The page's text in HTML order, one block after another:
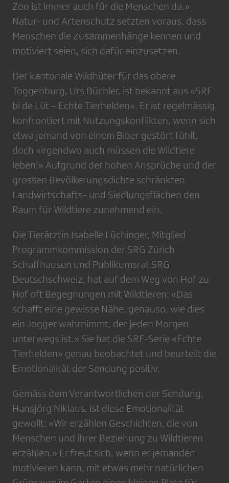
Zoo ist immer auch für die Menschen da.»
Natur- und Artenschutz setzten voraus, dass
Menschen die Zusammenhänge kennen und
motiviert seien, sich dafür einzusetzen.
Der kantonale Wildhüter für das obere
Toggenburg, Urs Büchler, ist bekannt aus «SRF
bi de Lüt – Echte Tierhelden». Er ist regelmässig
konfrontiert mit Nutzungskonflikten, wenn sich
etwa jemand von einem Biber gestört fühlt,
doch «irgendwo auch müssen die Wildtiere
leben!» Aufgrund der hohen Ansprüche und der
grossen Bevölkerungsdichte schränkten
Landwirtschafts- und Siedlungsflächen den
Raum für Wildtiere zunehmend ein.
Die Tierärztin Isabelle Lüchinger, Mitglied
Programmkommission der SRG Zürich
Schaffhausen und Publikumsrat SRG
Deutschschweiz, hat auf dem Weg von Hof zu
Hof oft Begegnungen mit Wildtieren: «Das
schafft eine gewisse Nähe, genauso, wie dies
ein Jogger wahrnimmt, der jeden Morgen
unterwegs ist.» Sie hat die SRF-Serie «Echte
Tierhelden» genau beobachtet und beurteilt die
Emotionalität der Sendung positiv.
Gemäss dem Verantwortlichen der Sendung,
Hansjörg Niklaus, ist diese Emotionalität
gewollt: «Wir erzählen Geschichten, die von
Menschen und ihrer Beziehung zu Wildtieren
erzählen.» Er freut sich, wenn er jemanden
motivieren kann, mit etwas mehr natürlichen